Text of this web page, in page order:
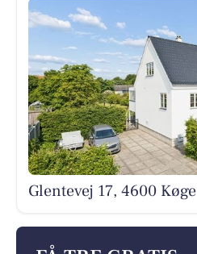
Glentevej 17, 4600 Køge